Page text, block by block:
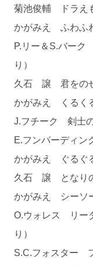
菊池俊輔 ドラえ
かがみえ ふわふ
P.リー＆S.バーク
り）
久石 譲 君をのせ
かがみえ くるく
J.フチーク 剣士
E.フンパーディ
かがみえ ぐるぐ
久石 譲 となり
かがみえ シーソ
O.ウォレス リー
り）
S.C.フォスター